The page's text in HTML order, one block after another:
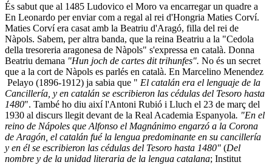
És sabut que al 1485 Ludovico el Moro va encarregar un quadre a
En Leonardo per enviar com a regal al rei d'Hongria Maties Corví.
Maties Corví era casat amb la Beatriu d'Aragó, filla del rei de
Nàpols. Sabem, per altra banda, que la reina Beatriu a la "Cedola
della tresoreria aragonesa de Nàpols" s'expressa en català. Donna
Beatriu demana "Hun joch de cartes dit trihunfes". No és un secret
que a la cort de Nàpols es parlés en català. En Marcelino Menendez
Pelayo (1896-1912) ja sabia que " El catalán era el lenguaje de la
Cancillería, y en catalán se escribieron las cédulas del Tesoro hasta
1480". També ho diu així l'Antoni Rubió i Lluch el 23 de març del
1930 al discurs llegit devant de la Real Academia Espanyola. "En el
reino de Nápoles que Alfonso el Magnánimo engarzó a la Corona
de Aragón, el catalán fué la lengua predominante en su cancillería
y en él se escribieron las cédulas del Tesoro hasta 1480" (Del
nombre y de la unidad literaria de la lengua catalana; Institut